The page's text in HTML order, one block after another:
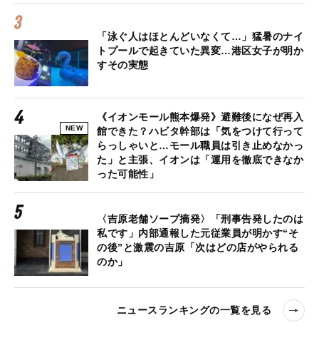
「泳ぐ人はほとんどいなくて…」猛暑のナイ
トプールで起きていた異変…港区女子が明か
すその実態
NEW
《イオンモール熊本爆発》避難後になぜ再入
館できた？ハビタ幹部は「気をつけて行って
らっしゃいと…モール職員は引き止めなかっ
た」と主張、イオンは「運用を徹底できなか
った可能性」
〈吉原老舗ソープ摘発〉「刑事告発したのは
私です」内部通報した元従業員が明かす“そ
の後”と激震の吉原「次はどの店がやられる
のか」
ニュースランキングの一覧を見る